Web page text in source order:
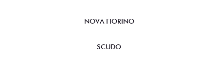
NOVA FIORINO
SCUDO